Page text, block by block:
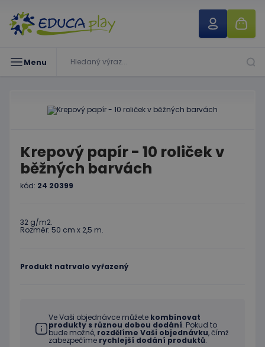
Menu
Krepový papír - 10 roliček v
běžných barvách
kód: 24 20399
32 g/m2.
Rozměr: 50 cm x 2,5 m.
Produkt natrvalo vyřazený
Ve Vaši objednávce můžete kombinovat
produkty s různou dobou dodání. Pokud to
bude možné, rozdělíme Vaši objednávku, čímž
zabezpečíme rychlejší dodání produktů.